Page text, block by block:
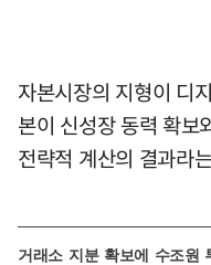
자본시장의 지형이 디
본이 신성장 동력 확보
전략적 계산의 결과라
거래소 지분 확보에 수조원